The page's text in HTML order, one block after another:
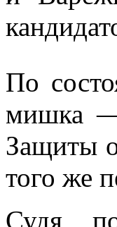
По
мишка —
Защиты
того же
Судя